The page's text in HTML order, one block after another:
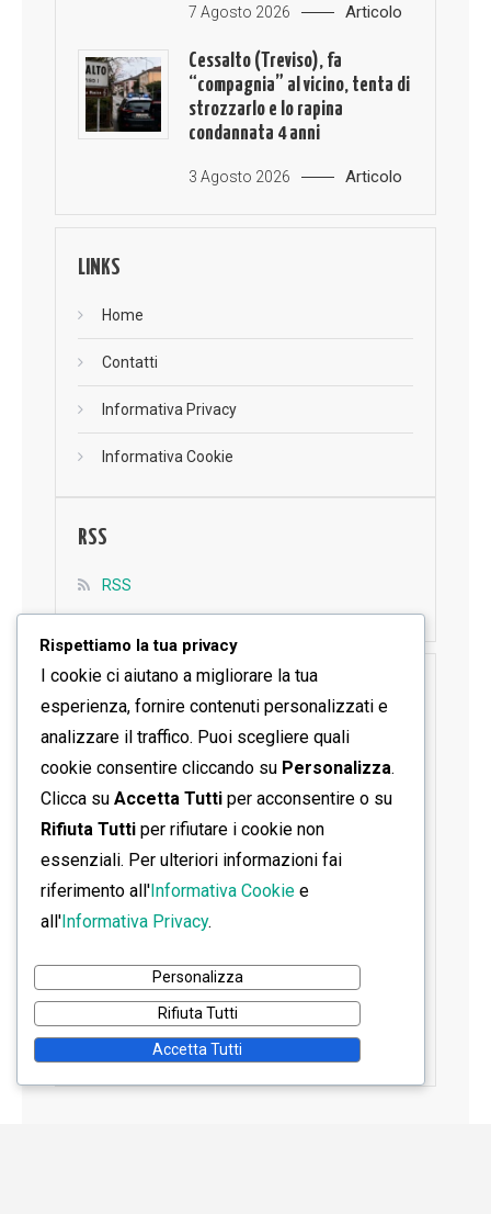
7 Agosto 2026 Articolo
Cessalto (Treviso), fa
“compagnia” al vicino, tenta di
strozzarlo e lo rapina
condannata 4 anni
3 Agosto 2026 Articolo
LINKS
Home
Contatti
Informativa Privacy
Informativa Cookie
RSS
RSS
SEGUICI SU FACEBOOK
Rispettiamo la tua privacy
I cookie ci aiutano a migliorare la tua
esperienza, fornire contenuti personalizzati e
analizzare il traffico. Puoi scegliere quali
cookie consentire cliccando su Personalizza.
Clicca su Accetta Tutti per acconsentire o su
Rifiuta Tutti per rifiutare i cookie non
essenziali. Per ulteriori informazioni fai
riferimento all'Informativa Cookie e
all'Informativa Privacy.
Personalizza
Rifiuta Tutti
Accetta Tutti